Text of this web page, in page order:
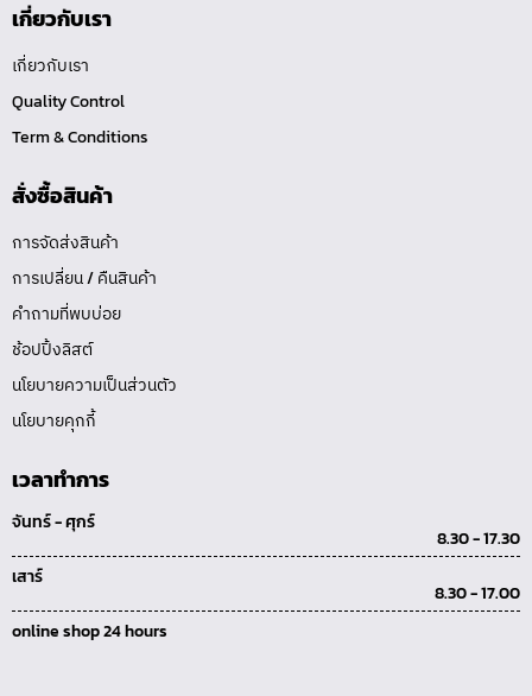
เกี่ยวกับเรา
เกี่ยวกับเรา
Quality Control
Term & Conditions
สั่งซื้อสินค้า
การจัดส่งสินค้า
การเปลี่ยน / คืนสินค้า
คำถามที่พบบ่อย
ช้อปปิ้งลิสต์
นโยบายความเป็นส่วนตัว
นโยบายคุกกี้
เวลาทำการ
จันทร์ - ศุกร์
8.30 - 17.30
เสาร์
8.30 - 17.00
online shop 24 hours